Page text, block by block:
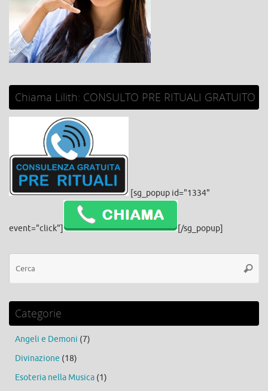
Chiama Lilith: CONSULTO PRE RITUALI GRATUITO
[sg_popup id="1334"
event="click"] [/sg_popup]
Cerca
Categorie
Angeli e Demoni (7)
Divinazione (18)
Esoteria nella Musica (1)